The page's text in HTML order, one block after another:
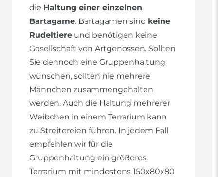
die Haltung einer einzelnen
Bartagame. Bartagamen sind keine
Rudeltiere und benötigen keine
Gesellschaft von Artgenossen. Sollten
Sie dennoch eine Gruppenhaltung
wünschen, sollten nie mehrere
Männchen zusammengehalten
werden. Auch die Haltung mehrerer
Weibchen in einem Terrarium kann
zu Streitereien führen. In jedem Fall
empfehlen wir für die
Gruppenhaltung ein größeres
Terrarium mit mindestens 150x80x80